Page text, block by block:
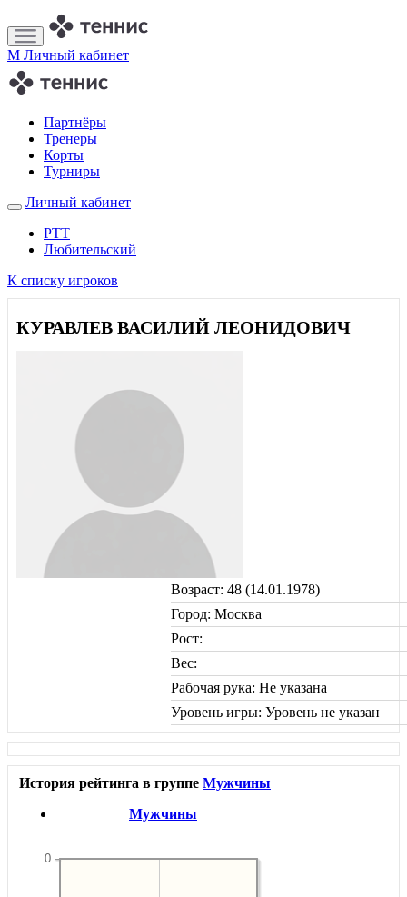
M Личный кабинет
Партнёры
Тренеры
Корты
Турниры
Личный кабинет
РТТ
Любительский
К списку игроков
КУРАВЛЕВ ВАСИЛИЙ ЛЕОНИДОВИЧ
Возраст: 48 (14.01.1978)
Город: Москва
Рост:
Вес:
Рабочая рука: Не указана
Уровень игры: Уровень не указан
История рейтинга в группе Мужчины
Мужчины
0